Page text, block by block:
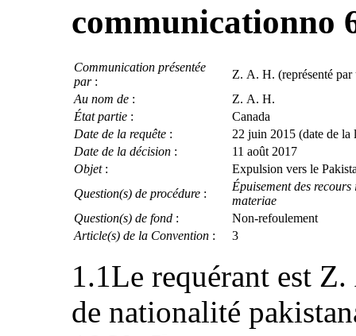
communicationno
Communication présentée
par:
Z. A. H. (représenté
Au nom de :
Z. A. H.
État partie :
Canada
Date de la requête :
22 juin 2015 (date de la
Date de la décision :
11 août 2017
Objet:
Expulsion vers le
Question(s) de procédure :
Épuisement des
materiae
Question(s) de fond :
Non-refoulement
Article(s) de la Convention : 3
1.1Le requérant est
de nationalité